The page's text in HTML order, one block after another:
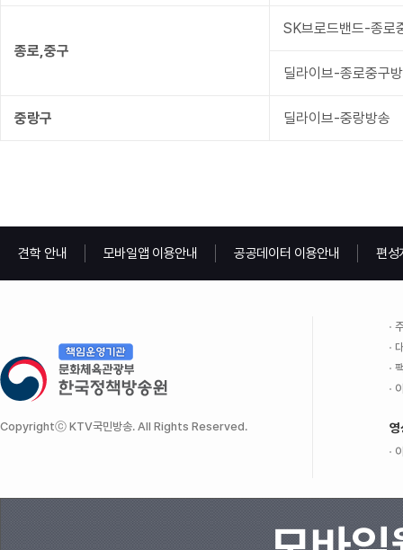
종로,중구
SK브로드밴드-종로
딜라이브-종로중구
중랑구 딜라이브-중랑방송
견학 안내 모바일앱 이용안내 공공데이터 이용안내 편성
Copyrightⓒ KTV국민방송. All Rights Reserved. 영